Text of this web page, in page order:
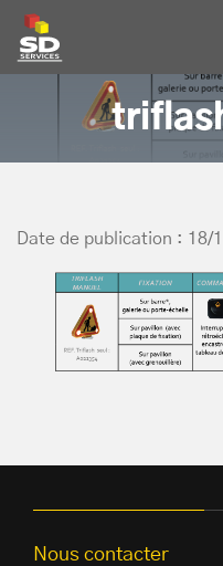
SD Services
Date de publication : 18/
Nous contacter